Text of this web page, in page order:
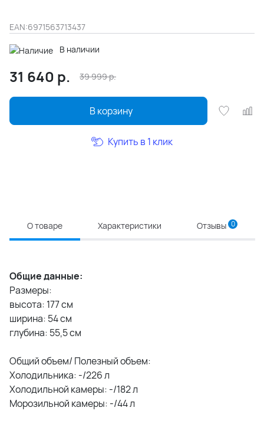
EAN:6971563713437
В наличии
31 640 р. 39 999р.
В корзину
Купить в 1 клик
О товаре Характеристики Отзывы 0
Общие данные:
Размеры:
высота: 177 см
ширина: 54 см
глубина: 55,5 см
Общий объем/ Полезный объем:
Холодильника: -/226 л
Холодильной камеры: -/182 л
Морозильной камеры: -/44 л